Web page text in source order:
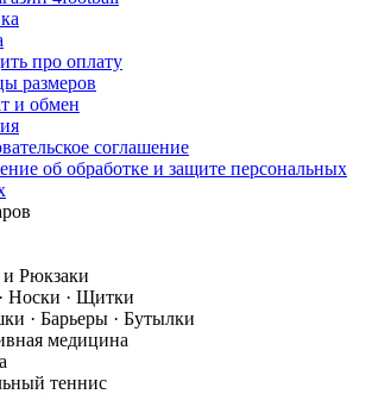
про оплату
размеров
и обмен
соглашение
об обработке и защите персональных
Рюкзаки
Носки · Щитки
· Барьеры · Бутылки
медицина
теннис